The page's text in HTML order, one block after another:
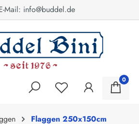
Mail: info@buddel.de
0
Flaggen 250x150cm